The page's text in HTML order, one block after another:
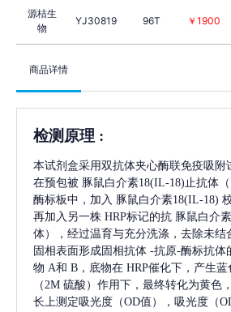
源桔生
物
YJ30819 96T ￥1900
商品详情
检测原理 :
本试剂盒采用双抗体夹心酶联免疫吸附
在预包被 豚鼠白介素18(IL-18)止抗体
酶标板中，加入 豚鼠白介素18(IL-18)
再加入另一株 HRP标记的抗 豚鼠白介
体），经过温育与充分洗涤，去除未结
固相表面形成固相抗体 -抗原-酶标抗体
物 A和 B，底物在 HRP催化下，产生
（2M 硫酸）作用下，最终转化为黄色
长上测定吸光度（OD值），吸光度（